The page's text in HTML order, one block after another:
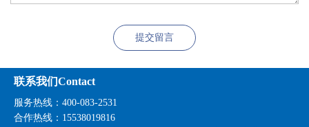
提交留言
联系我们Contact
服务热线：400-083-2531
合作热线：15538019816